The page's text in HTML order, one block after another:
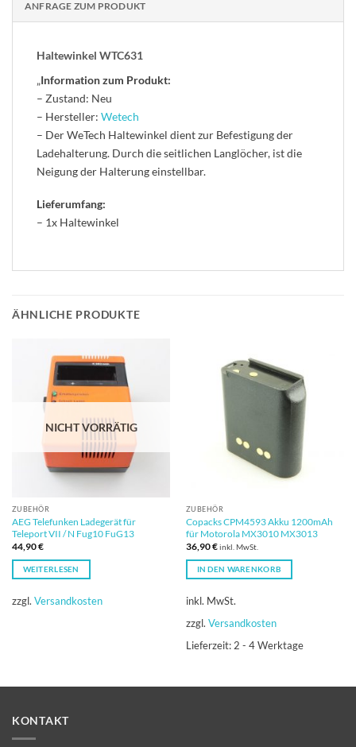
ANFRAGE ZUM PRODUKT
Haltewinkel WTC631
„Information zum Produkt:
– Zustand: Neu
– Hersteller: Wetech
– Der WeTech Haltewinkel dient zur Befestigung der
Ladehalterung. Durch die seitlichen Langlöcher, ist die
Neigung der Halterung einstellbar.
Lieferumfang:
– 1x Haltewinkel
ÄHNLICHE PRODUKTE
NICHT VORRÄTIG
ZUBEHÖR
AEG Telefunken Ladegerät für
Teleport VII / N Fug10 FuG13
44,90€
WEITERLESEN
zzgl. Versandkosten
ZUBEHÖR
Copacks CPM4593 Akku 1200mAh
für Motorola MX3010 MX3013
36,90€inkl. MwSt.
IN DEN WARENKORB
inkl. MwSt.
zzgl. Versandkosten
Lieferzeit: 2 - 4 Werktage
KONTAKT